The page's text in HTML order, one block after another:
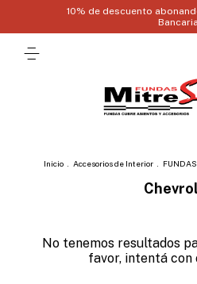
10% de descuento
Bancaria
Inicio Accesorios de Interior
No tenemos resultados
favor, intentá